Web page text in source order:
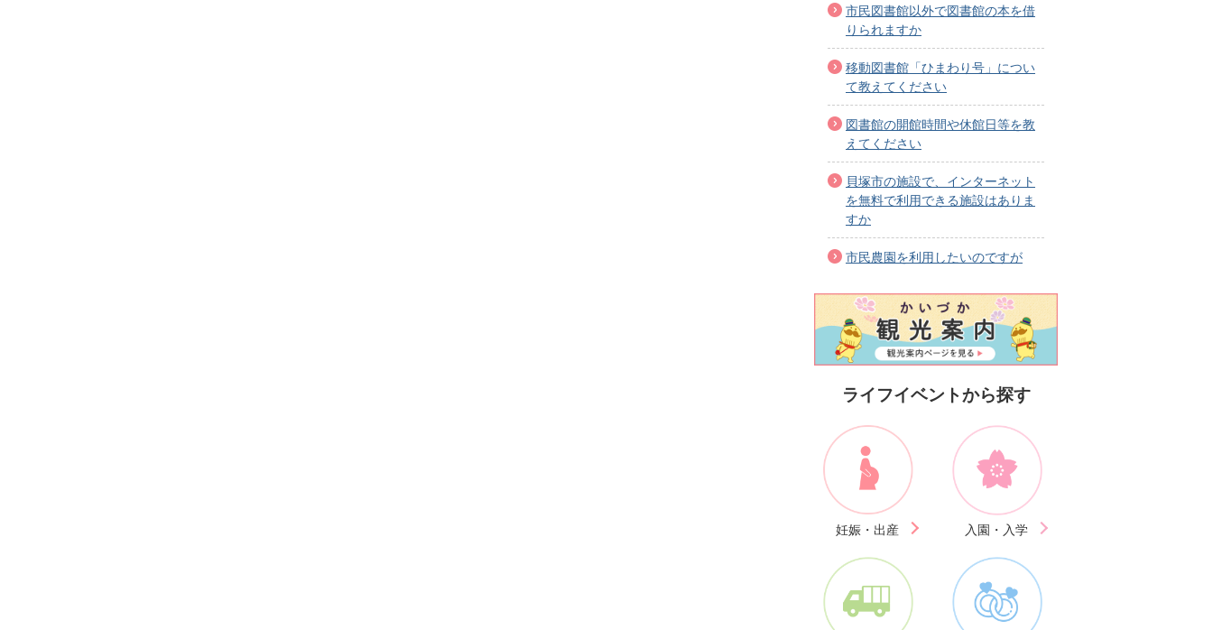
市民図書館以外で図書館の本を借
りられますか
移動図書館「ひまわり号」につい
て教えてください
図書館の開館時間や休館日等を教
えてください
貝塚市の施設で、インターネット
を無料で利用できる施設はありま
すか
市民農園を利用したいのですが
ライフイベントから探す
妊娠・出産 入園・入学